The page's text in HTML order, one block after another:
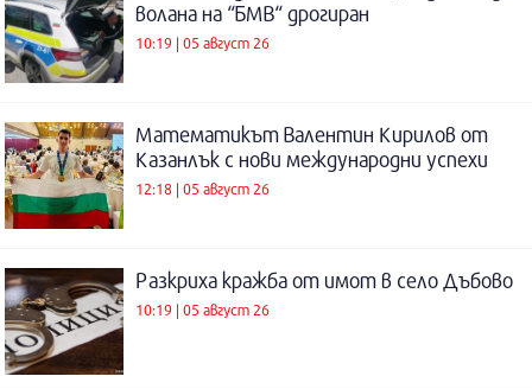
волана на “БМВ“ дрогиран
10:19 | 05 август 26
Математикът Валентин Кирилов от
Казанлък с нови международни успехи
12:18 | 05 август 26
Разкриха кражба от имот в село Дъбово
10:19 | 05 август 26